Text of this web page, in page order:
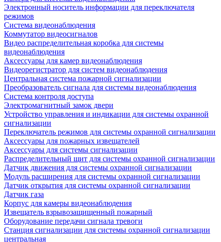
Электронный носитель информации для переключателя
режимов
Система видеонаблюдения
Коммутатор видеосигналов
Видео распределительная коробка для системы
видеонаблюдения
Аксессуары для камер видеонаблюдения
Видеорегистратор для систем видеонаблюдения
Центральная система пожарной сигнализации
Преобразователь сигнала для системы видеонаблюдения
Система контроля доступа
Электромагнитный замок двери
Устройство управления и индикации для системы охранной
сигнализации
Переключатель режимов для системы охранной сигнализации
Аксессуары для пожарных извещателей
Аксессуары для системы сигнализации
Распределительный щит для системы охранной сигнализации
Датчик движения для системы охранной сигнализации
Модуль расширения для системы охранной сигнализации
Датчик открытия для системы охранной сигнализации
Датчик газа
Корпус для камеры видеонаблюдения
Извещатель взрывозащищенный пожарный
Оборудование передачи сигнала тревоги
Станция сигнализации для системы охранной сигнализации
центральная